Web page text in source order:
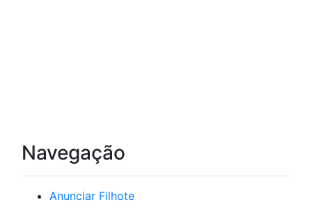
Navegação
Anunciar Filhote